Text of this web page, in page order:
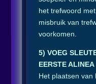
het trefwoord
misbruik van
voorkomen.
5) VOEG
EERSTE ALINEA
Het plaatsen van